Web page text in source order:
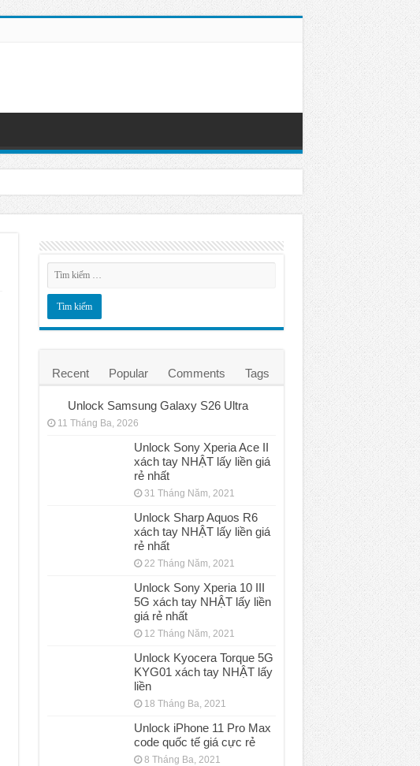
Recent Popular Comments Tags
Unlock Samsung Galaxy S26 Ultra
11 Tháng Ba, 2026
Unlock Sony Xperia Ace II
xách tay NHẬT lấy liền giá
rẻ nhất
31 Tháng Năm, 2021
Unlock Sharp Aquos R6
xách tay NHẬT lấy liền giá
rẻ nhất
22 Tháng Năm, 2021
Unlock Sony Xperia 10 III
5G xách tay NHẬT lấy liền
giá rẻ nhất
12 Tháng Năm, 2021
Unlock Kyocera Torque 5G
KYG01 xách tay NHẬT lấy
liền
18 Tháng Ba, 2021
Unlock iPhone 11 Pro Max
code quốc tế giá cực rẻ
8 Tháng Ba, 2021